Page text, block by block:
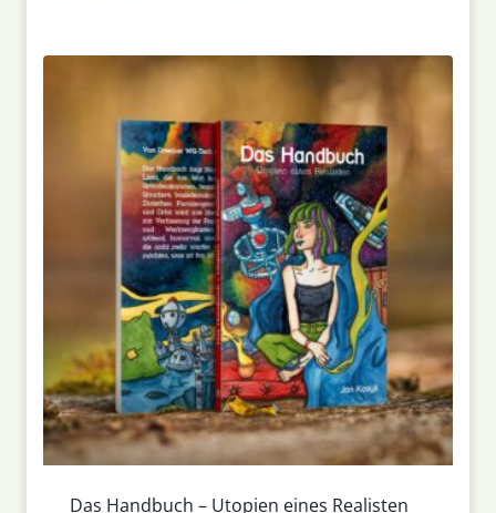
Das Handbuch – Utopien eines Realisten